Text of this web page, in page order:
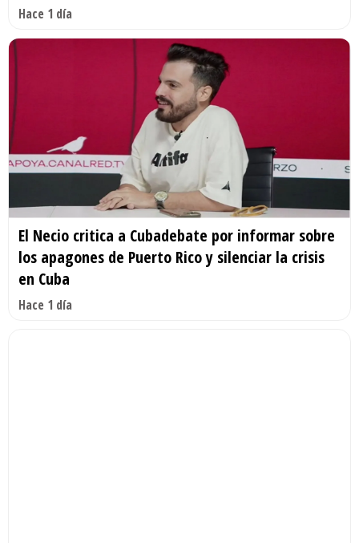
Hace 1 día
El Necio critica a Cubadebate por informar sobre
los apagones de Puerto Rico y silenciar la crisis
en Cuba
Hace 1 día